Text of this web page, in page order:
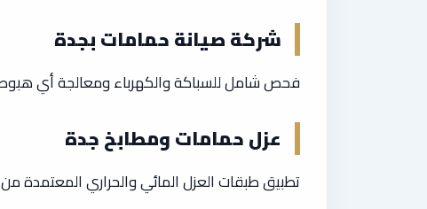
شركة صيانة حمامات بجدة
فحص شامل للسباكة والكهرباء ومعالجة أي هبوط
عزل حمامات ومطابخ جدة
تطبيق طبقات العزل المائي والحراري المعتمدة